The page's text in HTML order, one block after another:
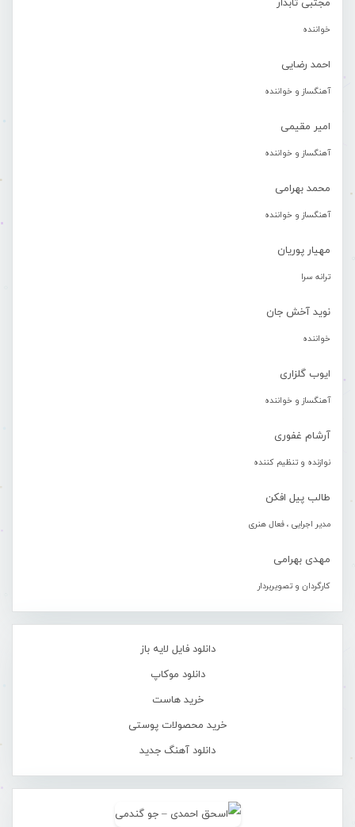
مجتبی تابدار
خواننده
احمد رضایی
آهنگساز و خواننده
امیر مقیمی
آهنگساز و خواننده
محمد بهرامی
آهنگساز و خواننده
مهیار پوریان
ترانه سرا
نوید آخش جان
خواننده
ایوب گلزاری
آهنگساز و خواننده
آرشام غفوری
نوازنده و تنظیم کننده
طالب پیل افکن
مدیر اجرایی ، فعال هنری
مهدی بهرامی
کارگردان و تصویربردار
دانلود فایل لایه باز
دانلود موکاپ
خرید هاست
خرید محصولات پوستی
دانلود آهنگ جدید